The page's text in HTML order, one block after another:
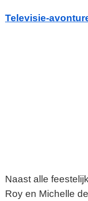
Televisie-
Naast alle
Roy en Michelle